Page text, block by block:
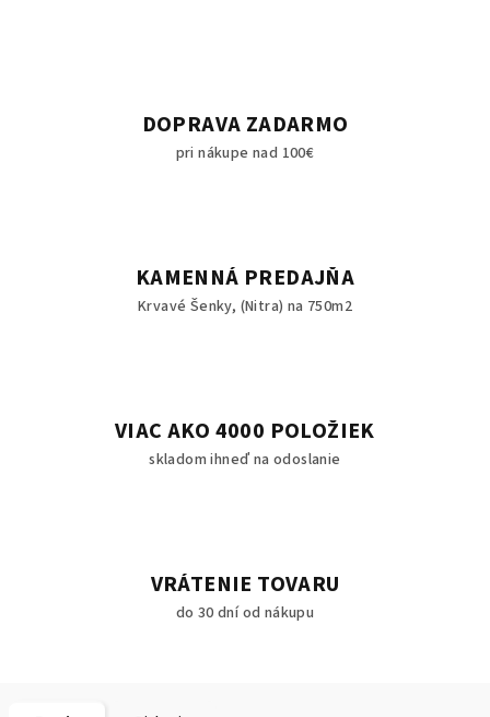
DOPRAVA ZADARMO
pri nákupe nad 100€
KAMENNÁ PREDAJŇA
Krvavé Šenky, (Nitra) na 750m2
VIAC AKO 4000 POLOŽIEK
skladom ihneď na odoslanie
VRÁTENIE TOVARU
do 30 dní od nákupu